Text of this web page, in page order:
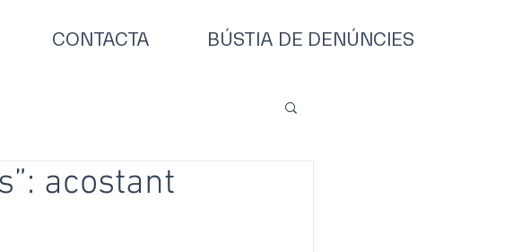
CONTACTA BÚSTIA DE DENÚNCIES
acostant